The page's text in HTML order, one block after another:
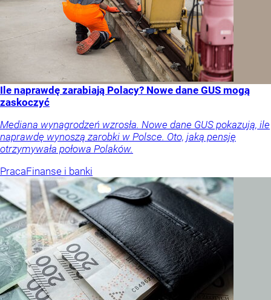
Ile naprawdę zarabiają Polacy? Nowe dane GUS mogą
zaskoczyć
Mediana wynagrodzeń wzrosła. Nowe dane GUS pokazują, ile
naprawdę wynoszą zarobki w Polsce. Oto, jaką pensję
otrzymywała połowa Polaków.
PracaFinanse i banki